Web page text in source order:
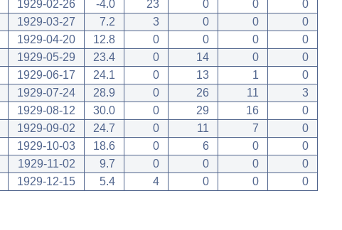
1929-02-26 -4.0 23 0 0
0
1929-03-27 7.2 3 0 0
0
1929-04-20 12.8 0 0 0
0
1929-05-29 23.4 0 14 0
0
1929-06-17 24.1 0 13 1
0
1929-07-24 28.9 0 26 11
3
1929-08-12 30.0 0 29 16
0
1929-09-02 24.7 0 11 7
0
1929-10-03 18.6 0 6 0
0
1929-11-02 9.7 0 0 0
0
1929-12-15 5.4 4 0 0 0